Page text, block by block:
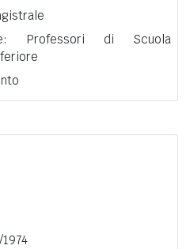
Professori di Scuola